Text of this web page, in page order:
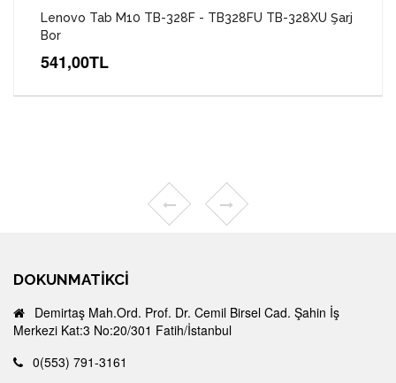
Lenovo Tab M10 TB-328F - TB328FU TB-328XU Şarj
Bor
541,00TL
DOKUNMATIKCI
Demirtaş Mah.Ord. Prof. Dr. Cemil Birsel Cad. Şahin İş
Merkezi Kat:3 No:20/301 Fatih/İstanbul
0(553) 791-3161